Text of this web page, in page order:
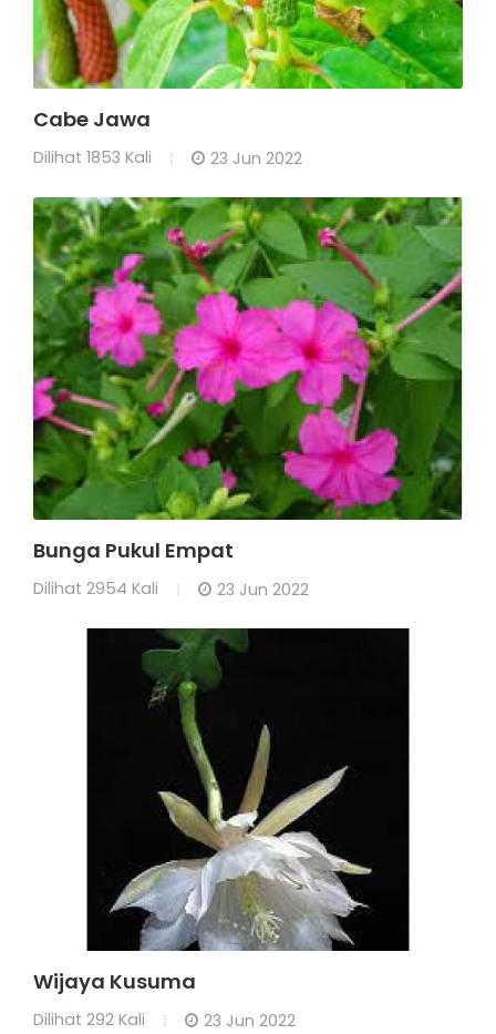
Cabe Jawa
Dilihat 1853 Kali 23 Jun 2022
Bunga Pukul Empat
Dilihat 2954 Kali 23 Jun 2022
Wijaya Kusuma
Dilihat 292 Kali 23 Jun 2022